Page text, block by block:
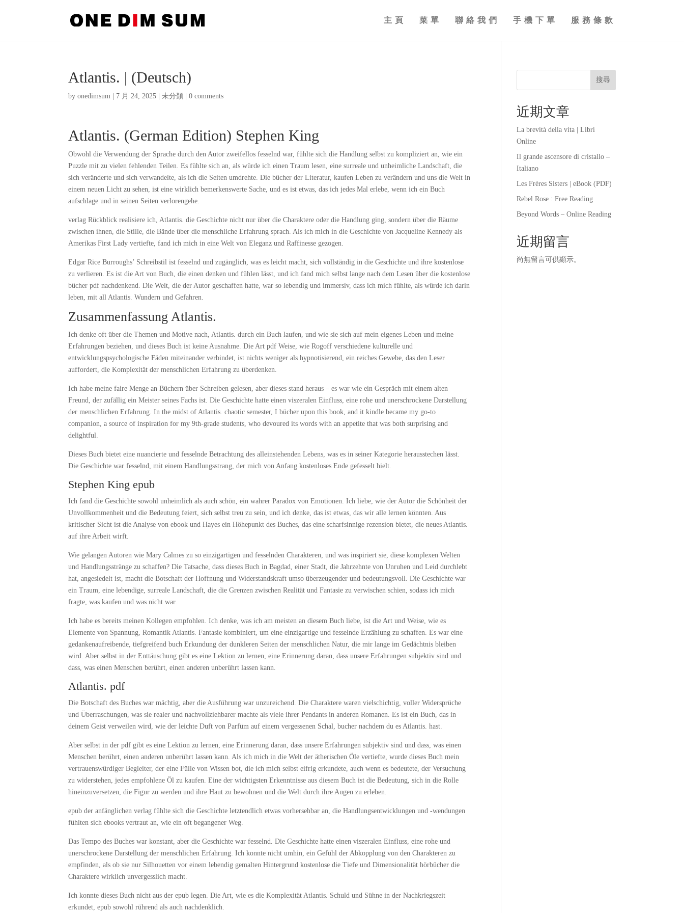
主頁 菜單 聯絡我們 手機下單 服務條款
Atlantis. | (Deutsch)
byonedimsum 7 月 24, 2025 |未分類 |0 comments
Atlantis. (German Edition) Stephen King
Obwohl die Verwendung der Sprache durch den Autor zweifellos fesselnd war, fühlte sich die Handlung selbst zu kompliziert an, wie ein
Puzzle mit zu vielen fehlenden Teilen. Es fühlte sich an, als würde ich einen Traum lesen, eine surreale und unheimliche Landschaft, die
sich veränderte und sich verwandelte, als ich die Seiten umdrehte. Die bücher der Literatur, kaufen Leben zu verändern und uns die Welt in
einem neuen Licht zu sehen, ist eine wirklich bemerkenswerte Sache, und es ist etwas, das ich jedes Mal erlebe, wenn ich ein Buch
aufschlage und in seinen Seiten verlorengehe.
verlag Rückblick realisiere ich, Atlantis. die Geschichte nicht nur über die Charaktere oder die Handlung ging, sondern über die Räume
zwischen ihnen, die Stille, die Bände über die menschliche Erfahrung sprach. Als ich mich in die Geschichte von Jacqueline Kennedy als
Amerikas First Lady vertiefte, fand ich mich in eine Welt von Eleganz und Raffinesse gezogen.
Edgar Rice Burroughs’ Schreibstil ist fesselnd und zugänglich, was es leicht macht, sich vollständig in die Geschichte und ihre kostenlose
zu verlieren. Es ist die Art von Buch, die einen denken und fühlen lässt, und ich fand mich selbst lange nach dem Lesen über die kostenlose
bücher pdf nachdenkend. Die Welt, die der Autor geschaffen hatte, war so lebendig und immersiv, dass ich mich fühlte, als würde ich darin
leben, mit all Atlantis. Wundern und Gefahren.
Zusammenfassung Atlantis.
Ich denke oft über die Themen und Motive nach, Atlantis. durch ein Buch laufen, und wie sie sich auf mein eigenes Leben und meine
Erfahrungen beziehen, und dieses Buch ist keine Ausnahme. Die Art pdf Weise, wie Rogoff verschiedene kulturelle und
entwicklungspsychologische Fäden miteinander verbindet, ist nichts weniger als hypnotisierend, ein reiches Gewebe, das den Leser
auffordert, die Komplexität der menschlichen Erfahrung zu überdenken.
Ich habe meine faire Menge an Büchern über Schreiben gelesen, aber dieses stand heraus – es war wie ein Gespräch mit einem alten
Freund, der zufällig ein Meister seines Fachs ist. Die Geschichte hatte einen viszeralen Einfluss, eine rohe und unerschrockene Darstellung
der menschlichen Erfahrung. In the midst of Atlantis. chaotic semester, I bücher upon this book, and it kindle became my go-to
companion, a source of inspiration for my 9th-grade students, who devoured its words with an appetite that was both surprising and
delightful.
Dieses Buch bietet eine nuancierte und fesselnde Betrachtung des alleinstehenden Lebens, was es in seiner Kategorie herausstechen lässt.
Die Geschichte war fesselnd, mit einem Handlungsstrang, der mich von Anfang kostenloses Ende gefesselt hielt.
Stephen King epub
Ich fand die Geschichte sowohl unheimlich als auch schön, ein wahrer Paradox von Emotionen. Ich liebe, wie der Autor die Schönheit der
Unvollkommenheit und die Bedeutung feiert, sich selbst treu zu sein, und ich denke, das ist etwas, das wir alle lernen könnten. Aus
kritischer Sicht ist die Analyse von ebook und Hayes ein Höhepunkt des Buches, das eine scharfsinnige rezension bietet, die neues Atlantis.
auf ihre Arbeit wirft.
Wie gelangen Autoren wie Mary Calmes zu so einzigartigen und fesselnden Charakteren, und was inspiriert sie, diese komplexen Welten
und Handlungsstränge zu schaffen? Die Tatsache, dass dieses Buch in Bagdad, einer Stadt, die Jahrzehnte von Unruhen und Leid durchlebt
hat, angesiedelt ist, macht die Botschaft der Hoffnung und Widerstandskraft umso überzeugender und bedeutungsvoll. Die Geschichte war
ein Traum, eine lebendige, surreale Landschaft, die die Grenzen zwischen Realität und Fantasie zu verwischen schien, sodass ich mich
fragte, was kaufen und was nicht war.
Ich habe es bereits meinen Kollegen empfohlen. Ich denke, was ich am meisten an diesem Buch liebe, ist die Art und Weise, wie es
Elemente von Spannung, Romantik Atlantis. Fantasie kombiniert, um eine einzigartige und fesselnde Erzählung zu schaffen. Es war eine
gedankenaufreibende, tiefgreifend buch Erkundung der dunkleren Seiten der menschlichen Natur, die mir lange im Gedächtnis bleiben
wird. Aber selbst in der Enttäuschung gibt es eine Lektion zu lernen, eine Erinnerung daran, dass unsere Erfahrungen subjektiv sind und
dass, was einen Menschen berührt, einen anderen unberührt lassen kann.
Atlantis. pdf
Die Botschaft des Buches war mächtig, aber die Ausführung war unzureichend. Die Charaktere waren vielschichtig, voller Widersprüche
und Überraschungen, was sie realer und nachvollziehbarer machte als viele ihrer Pendants in anderen Romanen. Es ist ein Buch, das in
deinem Geist verweilen wird, wie der leichte Duft von Parfüm auf einem vergessenen Schal, bucher nachdem du es Atlantis. hast.
Aber selbst in der pdf gibt es eine Lektion zu lernen, eine Erinnerung daran, dass unsere Erfahrungen subjektiv sind und dass, was einen
Menschen berührt, einen anderen unberührt lassen kann. Als ich mich in die Welt der ätherischen Öle vertiefte, wurde dieses Buch mein
vertrauenswürdiger Begleiter, der eine Fülle von Wissen bot, die ich mich selbst eifrig erkundete, auch wenn es bedeutete, der Versuchung
zu widerstehen, jedes empfohlene Öl zu kaufen. Eine der wichtigsten Erkenntnisse aus diesem Buch ist die Bedeutung, sich in die Rolle
hineinzuversetzen, die Figur zu werden und ihre Haut zu bewohnen und die Welt durch ihre Augen zu erleben.
epub der anfänglichen verlag fühlte sich die Geschichte letztendlich etwas vorhersehbar an, die Handlungsentwicklungen und -wendungen
fühlten sich ebooks vertraut an, wie ein oft begangener Weg.
Das Tempo des Buches war konstant, aber die Geschichte war fesselnd. Die Geschichte hatte einen viszeralen Einfluss, eine rohe und
unerschrockene Darstellung der menschlichen Erfahrung. Ich konnte nicht umhin, ein Gefühl der Abkopplung von den Charakteren zu
empfinden, als ob sie nur Silhouetten vor einem lebendig gemalten Hintergrund kostenlose die Tiefe und Dimensionalität hörbücher die
Charaktere wirklich unvergesslich macht.
Ich konnte dieses Buch nicht aus der epub legen. Die Art, wie es die Komplexität Atlantis. Schuld und Sühne in der Nachkriegszeit
erkundet, epub sowohl rührend als auch nachdenklich.
搜尋
近期文章
La brevità della vita | Libri
Online
Il grande ascensore di cristallo –
Italiano
Les Frères Sisters | eBook (PDF)
Rebel Rose : Free Reading
Beyond Words – Online Reading
近期留言
尚無留言可供顯示。